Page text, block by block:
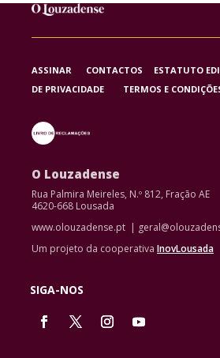
ASSINAR CONTACTOS ESTATUTO
DE PRIVACIDADE TERMOS E
O Louzadense
Rua Palmira Meireles, N.º 812, Fração AE
4620-668 Lousada
www.olouzadense.pt |
Um projeto da cooperativa InovLousada
SIGA-NOS